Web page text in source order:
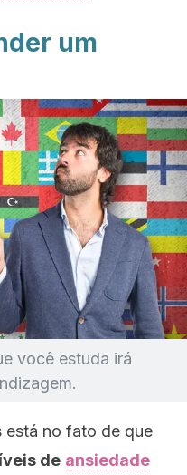
um
você estuda irá
está no fato de que
de ansiedade